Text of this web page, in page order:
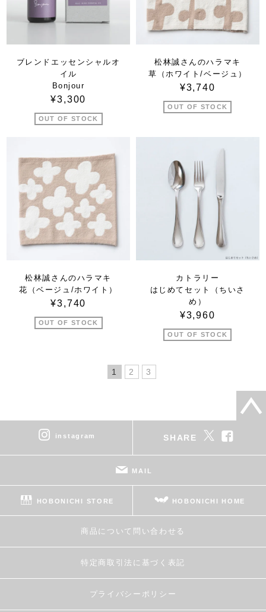
ブレンドエッセンシャルオ
イル
Bonjour
¥3,300
OUT OF STOCK
松林誠さんのハラマキ
草（ホワイト/ベージュ）
¥3,740
OUT OF STOCK
松林誠さんのハラマキ
花（ベージュ/ホワイト）
¥3,740
OUT OF STOCK
カトラリー
はじめてセット（ちいさ
め）
¥3,960
OUT OF STOCK
1 2 3
instagram SHARE
MAIL
HOBONICHI STORE HOBONICHI HOME
商品について問い合わせる
特定商取引法に基づく表記
プライバシーポリシー